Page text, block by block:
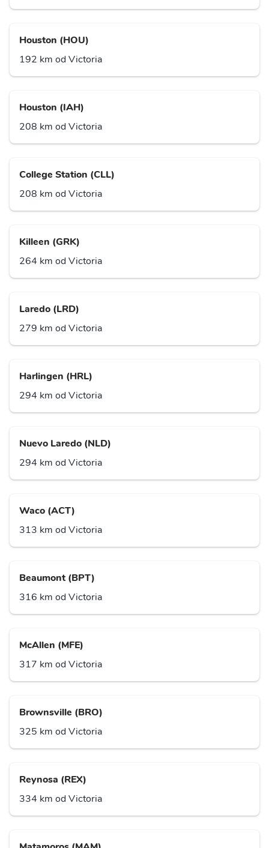
Houston (HOU)
192 km od Victoria
Houston (IAH)
208 km od Victoria
College Station (CLL)
208 km od Victoria
Killeen (GRK)
264 km od Victoria
Laredo (LRD)
279 km od Victoria
Harlingen (HRL)
294 km od Victoria
Nuevo Laredo (NLD)
294 km od Victoria
Waco (ACT)
313 km od Victoria
Beaumont (BPT)
316 km od Victoria
McAllen (MFE)
317 km od Victoria
Brownsville (BRO)
325 km od Victoria
Reynosa (REX)
334 km od Victoria